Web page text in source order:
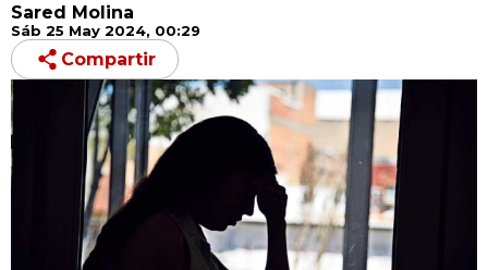
Sared Molina
Sáb 25 May 2024, 00:29
Compartir